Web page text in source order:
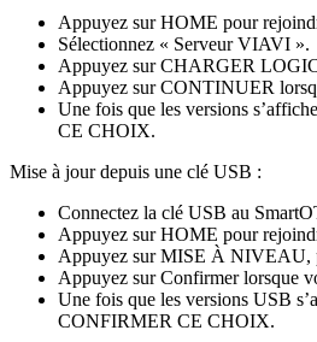
Appuyez sur HOME pour
Sélectionnez « Serveur VIAVI ».
Appuyez sur CHARGER
Appuyez sur CONTINUER
Une fois que les versions
CE CHOIX.
Mise à jour depuis une clé USB :
Connectez la clé USB au
Appuyez sur HOME pour
Appuyez sur MISE À
Appuyez sur Confirmer lorsque
Une fois que les versions USB
CONFIRMER CE CHOIX.